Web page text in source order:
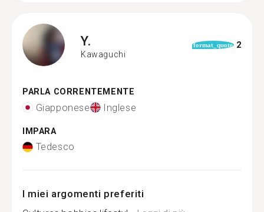
Y.
Kawaguchi
format_quote 2
PARLA CORRENTEMENTE
Giapponese Inglese
IMPARA
Tedesco
I miei argomenti preferiti